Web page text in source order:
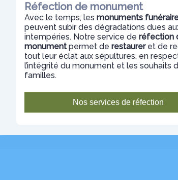
Réfection de monument
Avec le temps, les monuments
peuvent subir des dégradations dues
intempéries. Notre service de réfection
monumentpermet de restaureret de
tout leur éclat aux sépultures, en
l’intégrité du monument et les souhaits
familles.
Nos services de réfection